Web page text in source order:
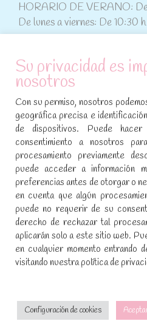
HORARIO DE VERANO: Del
De lunes a viernes: De 10:30
ATENCIÓN AL CLIENTE
Condiciones de compra
Aviso legal y política de
Política de cookies
SÍGUENOS EN REDES
Encuéntranos en:
Facebook
page
opens
in
new
YouTube
page
opens
in
new
Instagram
page
opens
in
new
No te pierdas las
nuestra newsletter:
Su privacidad es
nosotros
Con su permiso, nosotros
geográfica precisa e
de dispositivos. Puede
consentimiento a nosotros
procesamiento previamente
puede acceder a información
preferencias antes de otorgar o
en cuenta que algún
puede no requerir de su
derecho de rechazar tal
aplicarán solo a este sitio web.
en cualquier momento entrando
visitando nuestra política de
Configuración de cookies